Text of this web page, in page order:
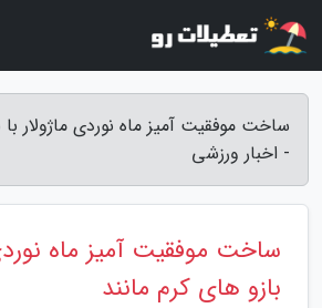
ساخت موفقیت آمیز ماه نوردی ماژولار با
- اخبار ورزشی
ساخت موفقیت آمیز ماه
بازو های کرم مانند